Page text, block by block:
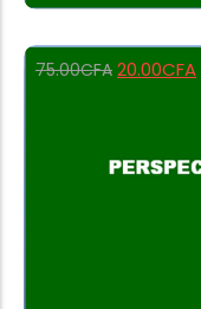
75.00CFA 20.00CFA